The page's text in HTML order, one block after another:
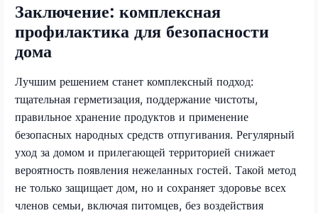
Заключение: комплексная
профилактика для безопасности
дома
Лучшим решением станет комплексный подход:
тщательная герметизация, поддержание чистоты,
правильное хранение продуктов и применение
безопасных народных средств отпугивания. Регулярный
уход за домом и прилегающей территорией снижает
вероятность появления нежеланных гостей. Такой метод
не только защищает дом, но и сохраняет здоровье всех
членов семьи, включая питомцев, без воздействия